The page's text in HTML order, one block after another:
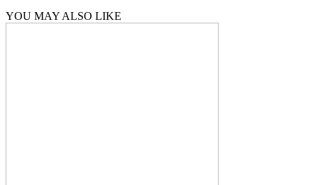
YOU MAY ALSO LIKE